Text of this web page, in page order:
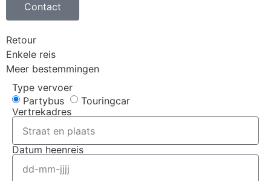
Contact
Retour
Enkele reis
Meer bestemmingen
Type vervoer
Partybus
Touringcar
Vertrekadres
Datum heenreis